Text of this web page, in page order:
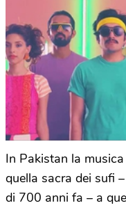
In Pakistan la
quella sacra dei sufi
di 700 anni fa – a